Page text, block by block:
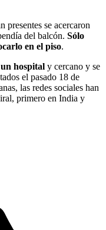
presentes se acercaron
del balcón. Sólo
en el piso.
hospital y cercano y se
el pasado 18 de
las redes sociales han
primero en India y